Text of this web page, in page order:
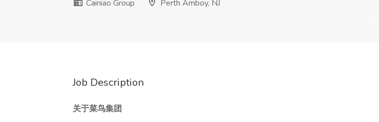
Cainiao Group
Perth Amboy, NJ
Job Description
关于菜鸟集团